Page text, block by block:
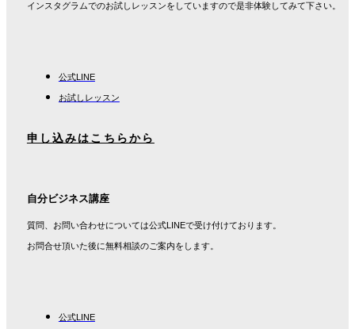
インスタグラムでのお試しレッスンをしていますので是非体験してみて下さい。
公式LINE
お試しレッスン
申し込みはこちらから
自分ビジネス講座
質問、お問い合わせについては公式LINEで受け付けております。
お問合せ頂いた後に無料相談のご案内をします。
公式LINE